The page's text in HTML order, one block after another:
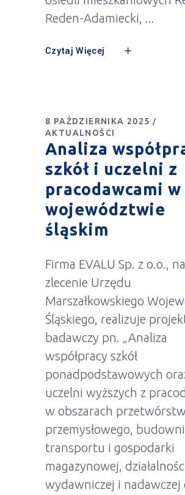
Reden-Adamiecki,
Czytaj Więcej
8 PAŹDZIERNIKA 2025
AKTUALNOŚCI
Analiza
szkół i uczelni z
pracodawcami w
województwie
śląskim
Firma EVALU Sp. z o.o., na
zlecenie Urzędu
Marszałkowskiego
Śląskiego, realizuje
badawczy pn. „Analiza
współpracy szkół
ponadpodstawowych
uczelni wyższych z
w obszarach
przemysłowego,
transportu i gospodarki
magazynowej,
wydawniczej i nadawczej